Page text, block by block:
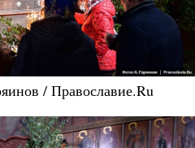
/ Православие.Ru